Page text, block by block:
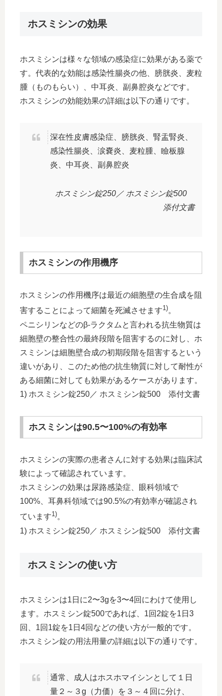
ホスミシンの効果
ホスミシンは様々な領域の感染症に効果がある薬で
す。代表的な効能は感染性腸炎の他、膀胱炎、麦粒
腫（ものもらい）、中耳炎、副鼻腔炎などです。
ホスミシンの効能効果の詳細は以下の通りです。
深在性皮膚感染症、膀胱炎、腎盂腎炎、
感染性腸炎、涙嚢炎、麦粒腫、瞼板腺
炎、中耳炎、副鼻腔炎
ホスミシン錠250／ ホスミシン錠500
添付文書
ホスミシンの作用機序
ホスミシンの作用機序は最近の細胞壁の生合成を阻
害することによって細菌を死滅させます1)。
ペニシリンなどのβ-ラクタムと言われる抗生物質は
細胞壁の整合性の最終段階を阻害するのに対し、ホ
スミシンは細胞壁合成の初期段階を阻害するという
違いがあり、このため他の抗生物質に対して耐性が
ある細菌に対しても効果があるケースがあります。
1) ホスミシン錠250／ ホスミシン錠500 添付文書
ホスミシンは90.5〜100%の有効率
ホスミシンの実際の患者さんに対する効果は臨床試
験によって確認されています。
ホスミシンの効果は尿路感染症、眼科領域で
100%、耳鼻科領域では90.5%の有効率が確認され
ています1)。
1) ホスミシン錠250／ ホスミシン錠500 添付文書
ホスミシンの使い方
ホスミシンは1日に2〜3gを3〜4回にわけて使用し
ます。ホスミシン錠500であれば、1回2錠を1日3
回、1回1錠を1日4回などの使い方が一般的です。
ホスミシン錠の用法用量の詳細は以下の通りです。
通常、成人はホスホマイシンとして１日
量２～３g（力価）を３～４回に分け、